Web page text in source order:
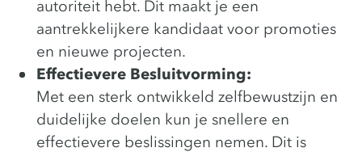
autoriteit hebt. Dit maakt je een
aantrekkelijkere kandidaat voor promoties
en nieuwe projecten.
Effectievere Besluitvorming:
Met een sterk ontwikkeld zelfbewustzijn en
duidelijke doelen kun je snellere en
effectievere beslissingen nemen. Dit is